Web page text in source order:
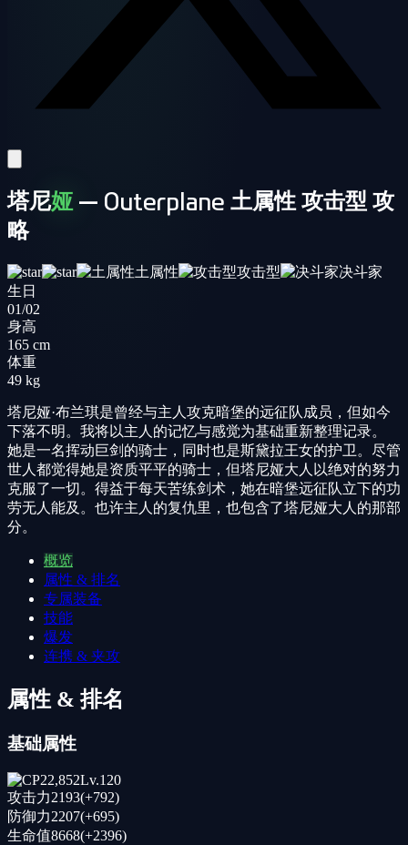
塔尼娅— Outerplane 土属性 攻击型 攻
略
土属性 攻击型
决斗家
生日
01/02
身高
165 cm
体重
49 kg
塔尼娅·布兰琪是曾经与主人攻克暗堡的远征队成员，但如今
下落不明。我将以主人的记忆与感觉为基础重新整理记录。
她是一名挥动巨剑的骑士，同时也是斯黛拉王女的护卫。尽管
世人都觉得她是资质平平的骑士，但塔尼娅大人以绝对的努力
克服了一切。得益于每天苦练剑术，她在暗堡远征队立下的功
劳无人能及。也许主人的复仇里，也包含了塔尼娅大人的那部
分。
概览
属性 & 排名
专属装备
技能
爆发
连携 & 夹攻
属性 & 排名
基础属性
22,852Lv.120
攻击力2193(+792)
防御力2207(+695)
生命值8668(+2396)